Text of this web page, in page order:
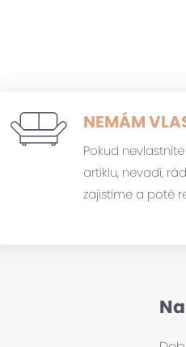
NEMÁM
Pokud
artiklu, nevadí,
zajistíme a poté